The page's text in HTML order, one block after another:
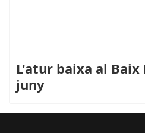
L'atur baixa al
juny